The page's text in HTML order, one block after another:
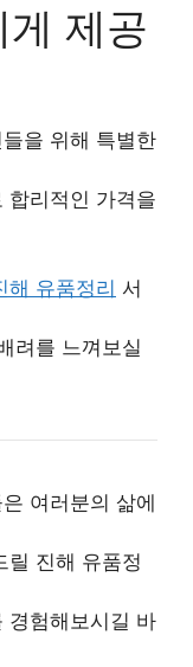
제공
을 위해 특별한
합리적인 가격을
해 유품정리 서
려를 느껴보실
여러분의 삶에
릴 진해 유품정
경험해보시길 바